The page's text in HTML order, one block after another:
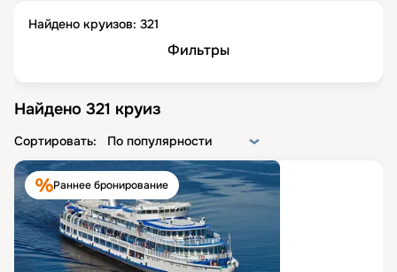
Найдено круизов: 321
Фильтры
Найдено 321 круиз
Сортировать: По популярности
Раннее бронирование